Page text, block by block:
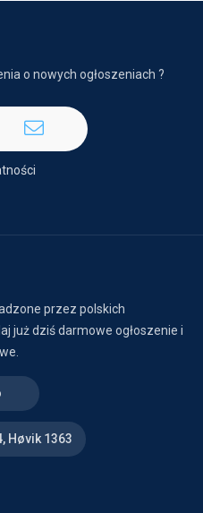
o nowych ogłoszeniach ?
przez polskich
już dziś darmowe ogłoszenie i
Høvik 1363